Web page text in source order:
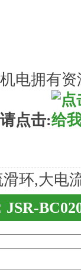
电拥有
请点击:
滑环,大电
JSR-